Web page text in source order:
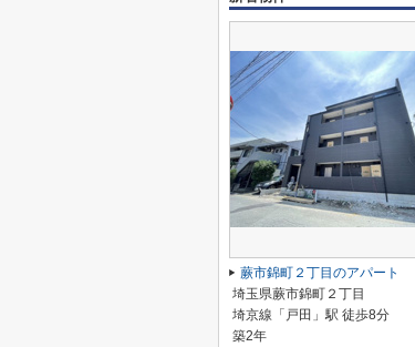
蕨市錦町２丁目のアパート
埼玉県蕨市錦町２丁目
埼京線「戸田」駅 徒歩8分
築2年